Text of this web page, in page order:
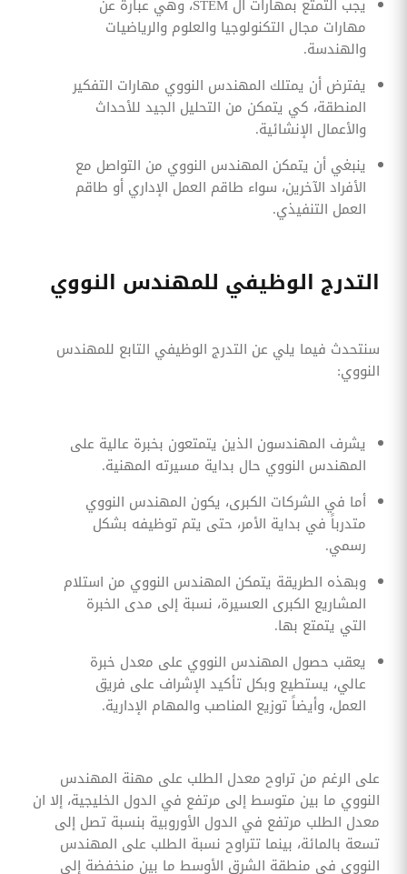
يجب التمتع بمهارات ال STEM، وهي عبارة عن
مهارات مجال التكنولوجيا والعلوم والرياضيات
والهندسة.
يفترض أن يمتلك المهندس النووي مهارات التفكير
المنطقة، كي يتمكن من التحليل الجيد للأحداث
والأعمال الإنشائية.
ينبغي أن يتمكن المهندس النووي من التواصل مع
الأفراد الآخرين، سواء طاقم العمل الإداري أو طاقم
العمل التنفيذي.
التدرج الوظيفي للمهندس النووي
سنتحدث فيما يلي عن التدرج الوظيفي التابع للمهندس
النووي:
يشرف المهندسون الذين يتمتعون بخبرة عالية على
المهندس النووي حال بداية مسيرته المهنية.
أما في الشركات الكبرى، يكون المهندس النووي
متدرباً في بداية الأمر، حتى يتم توظيفه بشكل
رسمي.
وبهذه الطريقة يتمكن المهندس النووي من استلام
المشاريع الكبرى العسيرة، نسبة إلى مدى الخبرة
التي يتمتع بها.
يعقب حصول المهندس النووي على معدل خبرة
عالي، يستطيع وبكل تأكيد الإشراف على فريق
العمل، وأيضاً توزيع المناصب والمهام الإدارية.
على الرغم من تراوح معدل الطلب على مهنة المهندس
النووي ما بين متوسط إلى مرتفع في الدول الخليجية، إلا ان
معدل الطلب مرتفع في الدول الأوروبية بنسبة تصل إلى
تسعة بالمائة، بينما تتراوح نسبة الطلب على المهندس
النووي في منطقة الشرق الأوسط ما بين منخفضة إلى